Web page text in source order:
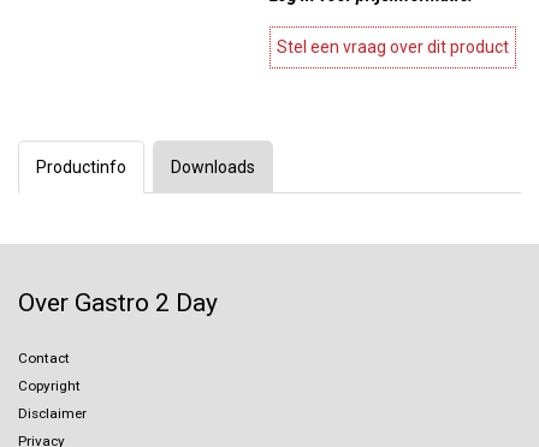
Stel een vraag over dit product
Productinfo Downloads
Over Gastro 2 Day
Contact
Copyright
Disclaimer
Privacy